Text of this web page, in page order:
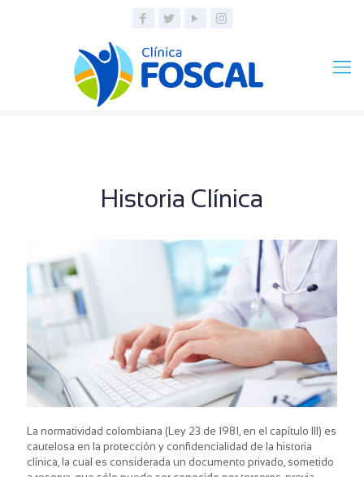
Historia Clínica
La normatividad colombiana (Ley 23 de 1981, en el capítulo III) es
cautelosa en la protección y confidencialidad de la historia
clínica, la cual es considerada un documento privado, sometido